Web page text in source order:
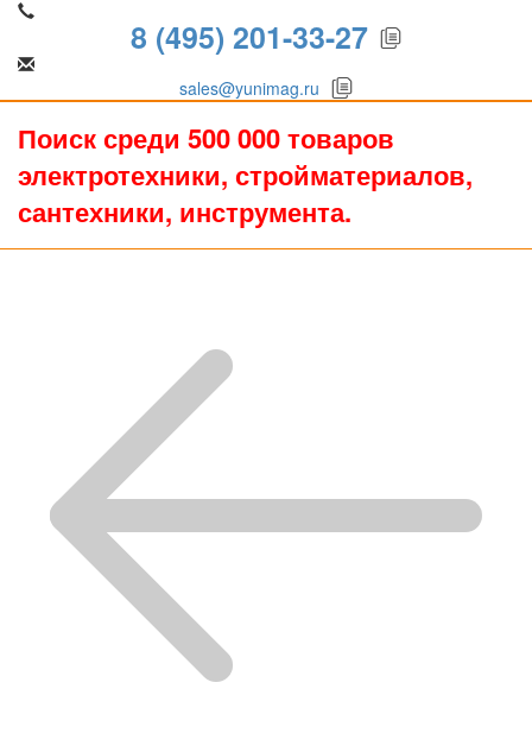
8 (495) 201-33-27
sales@yunimag.ru
Поиск среди 500 000 товаров
электротехники, стройматериалов,
сантехники, инструмента.